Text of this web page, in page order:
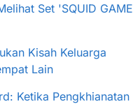
Set 'SQUID GAME
Kisah Keluarga
Lain
Ketika Pengkhianatan